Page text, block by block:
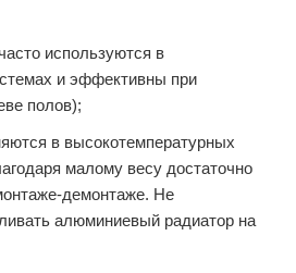
используются в
и эффективны при
полов);
в высокотемпературных
малому весу достаточно
демонтаже. Не
алюминиевый радиатор на